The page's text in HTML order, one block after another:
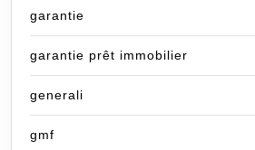
garantie
garantie prêt immobilier
generali
gmf